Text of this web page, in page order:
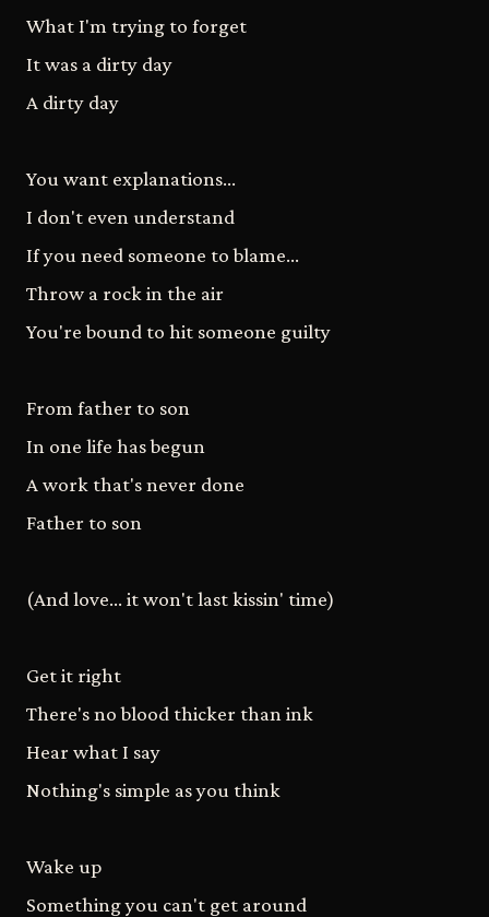
What I'm trying to forget
It was a dirty day
A dirty day
You want explanations...
I don't even understand
If you need someone to blame...
Throw a rock in the air
You're bound to hit someone guilty
From father to son
In one life has begun
A work that's never done
Father to son
(And love... it won't last kissin' time)
Get it right
There's no blood thicker than ink
Hear what I say
Nothing's simple as you think
Wake up
Something you can't get around